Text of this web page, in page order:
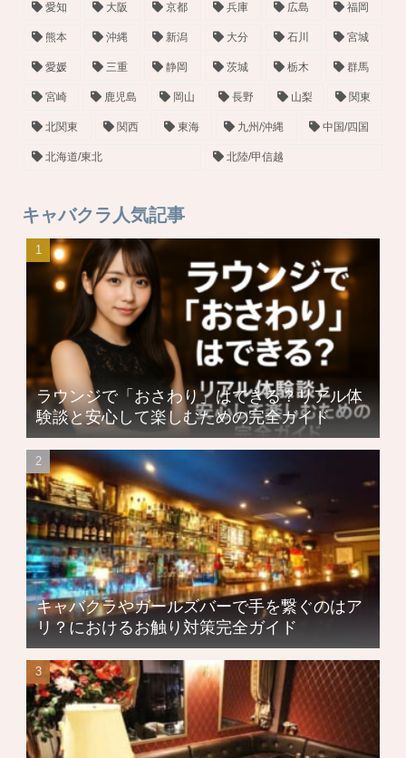
愛知 大阪 京都 兵庫 広島 福岡
熊本 沖縄 新潟 大分 石川 宮城
愛媛 三重 静岡 茨城 栃木 群馬
宮崎 鹿児島 岡山 長野 山梨 関東
北関東 関西 東海 九州/沖縄 中国/四国
北海道/東北 北陸/甲信越
キャバクラ人気記事
ラウンジで「おさわり」はできる？リアル体
験談と安心して楽しむための完全ガイド
キャバクラやガールズバーで手を繋ぐのはア
リ？におけるお触り対策完全ガイド